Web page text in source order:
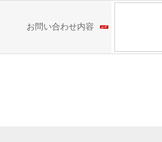
お問い合わせ内容